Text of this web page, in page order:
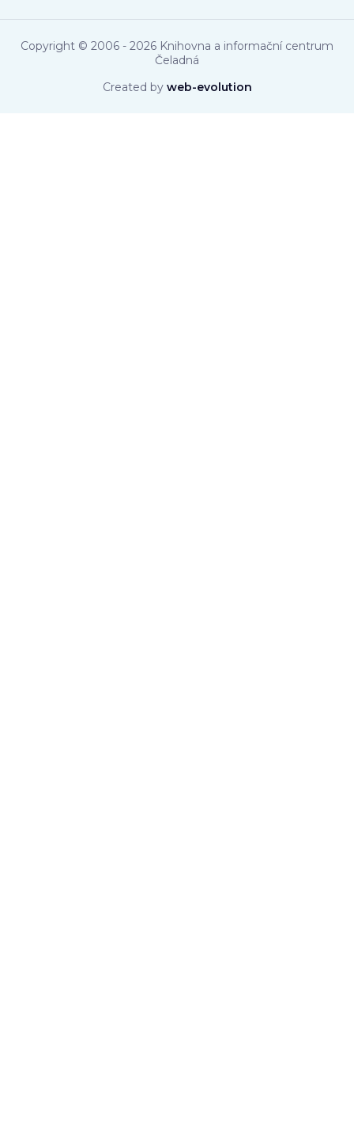
Copyright © 2006 - 2026 Knihovna a informační centrum
Čeladná
Created by web-evolution